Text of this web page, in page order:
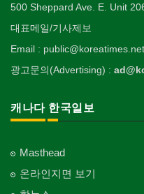
500 Sheppard Ave. E. Unit
대표메일/기사제보
Email : public@koreatimes.net
광고문의(Advertising) :
캐나다 한국일보
Masthead
온라인지면 보기